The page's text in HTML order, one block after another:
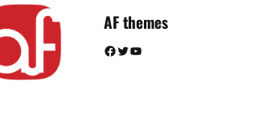
AF themes
Facebook Twitter YouTube